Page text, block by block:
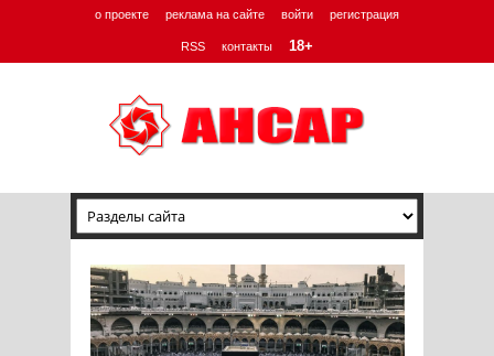
о проекте реклама на сайте войти регистрация
RSS контакты 18+